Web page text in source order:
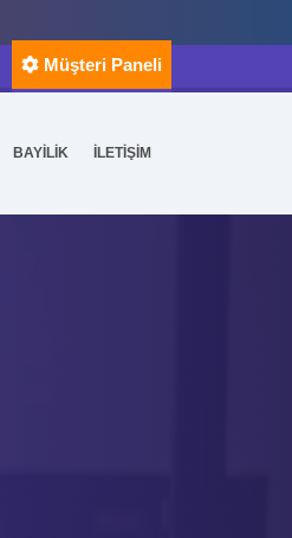
Müşteri Paneli
BAYİLİK İLETİŞİM